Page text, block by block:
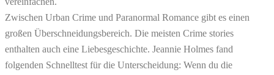
Zwischen Urban Crime und Paranormal Romance gibt es einen
großen Überschneidungsbereich. Die meisten Crime stories
enthalten auch eine Liebesgeschichte. Jeannie Holmes fand
folgenden Schnelltest für die Unterscheidung: Wenn du die